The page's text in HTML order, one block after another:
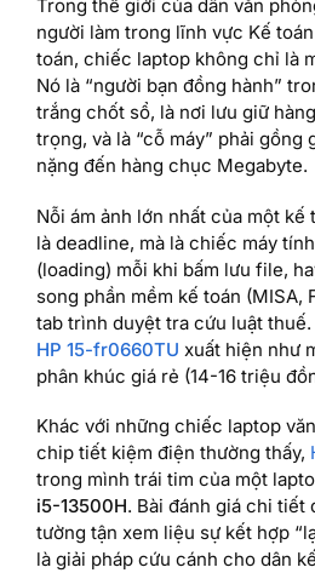
Trong thế giới của dân văn
người làm trong lĩnh vực Kế
toán, chiếc laptop không chỉ là
Nó là “người bạn đồng hành”
trắng chốt sổ, là nơi lưu giữ
trọng, và là “cỗ máy” phải gồng
nặng đến hàng chục Megabyte.
Nỗi ám ảnh lớn nhất của một kế
là deadline, mà là chiếc máy
(loading) mỗi khi bấm lưu file,
song phần mềm kế toán (MISA,
tab trình duyệt tra cứu luật
HP 15-fr0660TU xuất hiện như
phân khúc giá rẻ (14-16 triệu
Khác với những chiếc laptop
chip tiết kiệm điện thường thấy,
trong mình trái tim của một
i5-13500H. Bài đánh giá chi tiết
tường tận xem liệu sự kết hợp
là giải pháp cứu cánh cho dân